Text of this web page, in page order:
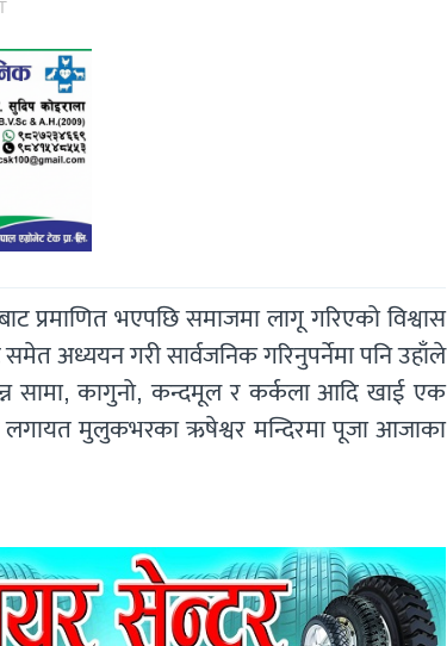
प्रमाणित भएपछि समाजमा लागू गरिएको विश्वास
अध्ययन गरी सार्वजनिक गरिनुपर्नेमा पनि उहाँले
सामा, कागुनो, कन्दमूल र कर्कला आदि खाई एक
लगायत मुलुकभरका ऋषेश्वर मन्दिरमा पूजा आजाका